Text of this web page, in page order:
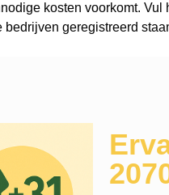
kosten voorkomt.
geregistreerd